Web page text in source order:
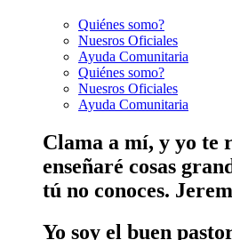
Quiénes somo?
Nuesros Oficiales
Ayuda Comunitaria
Quiénes somo?
Nuesros Oficiales
Ayuda Comunitaria
Clama a mí, y yo te
enseñaré cosas
tú no conoces.
Yo soy el buen